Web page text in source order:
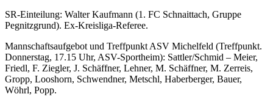
SR-Einteilung: Walter Kaufmann (1. FC Schnaittach, Gruppe
Pegnitzgrund). Ex-Kreisliga-Referee.
Mannschaftsaufgebot und Treffpunkt ASV Michelfeld (Treffpunkt.
Donnerstag, 17.15 Uhr, ASV-Sportheim): Sattler/Schmid – Meier,
Friedl, F. Ziegler, J. Schäffner, Lehner, M. Schäffner, M. Zerreis,
Gropp, Looshorn, Schwendner, Metschl, Haberberger, Bauer,
Wöhrl, Popp.